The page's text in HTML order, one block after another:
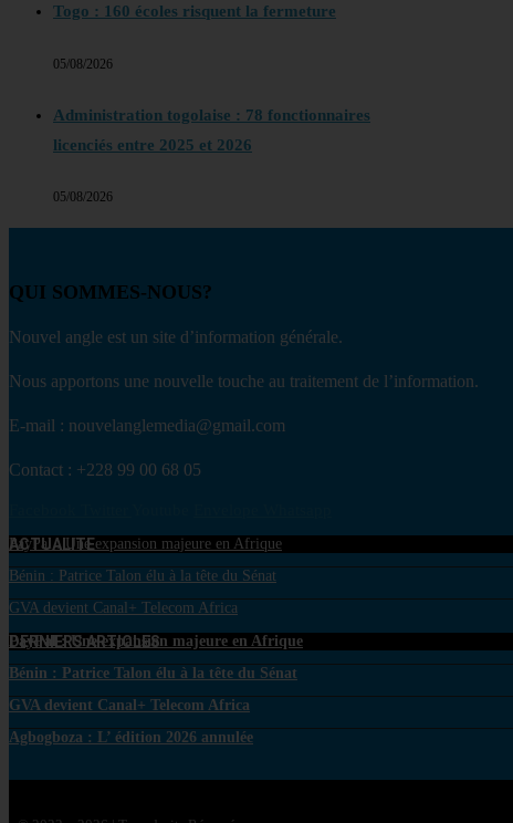
Togo : 160 écoles risquent la fermeture
05/08/2026
Administration togolaise : 78 fonctionnaires
licenciés entre 2025 et 2026
05/08/2026
QUI SOMMES-NOUS?
Nouvel angle est un site d’information générale.
Nous apportons une nouvelle touche au traitement de l’information.
E-mail : nouvelanglemedia@gmail.com
Contact : +228 99 00 68 05
ACTUALITE
PayPal : Une expansion majeure en Afrique
Bénin : Patrice Talon élu à la tête du Sénat
GVA devient Canal+ Telecom Africa
DERNIERS ARTICLES
PayPal : Une expansion majeure en Afrique
Bénin : Patrice Talon élu à la tête du Sénat
GVA devient Canal+ Telecom Africa
Agbogboza : L’ édition 2026 annulée